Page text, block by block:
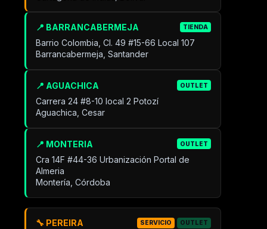
📍 BARRANCABERMEJA TIENDA
Barrio Colombia, Cl. 49 #15-66 Local 107
Barrancabermeja, Santander
📍 AGUACHICA OUTLET
Carrera 24 #8-10 local 2 Potozí
Aguachica, Cesar
📍 MONTERIA OUTLET
Cra 14F #44-36 Urbanización Portal de
Almeria
Montería, Córdoba
🔧 PEREIRA SERVICIO OUTLET